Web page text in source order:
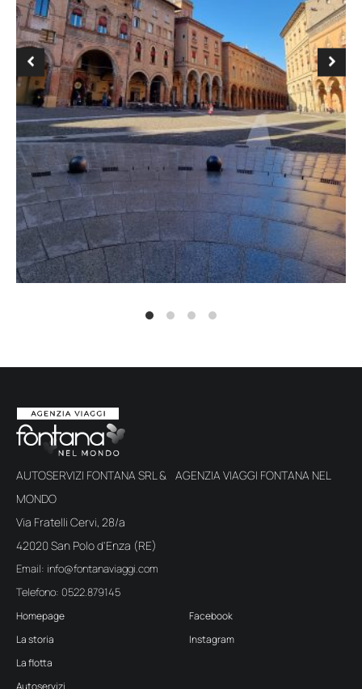
AUTOSERVIZI FONTANA SRL & AGENZIA VIAGGI FONTANA NEL
MONDO
Via Fratelli Cervi, 28/a
42020 San Polo d'Enza (RE)
Email: info@fontanaviaggi.com
Telefono: 0522.879145
Homepage
La storia
La flotta
Autoservizi
Facebook
Instagram